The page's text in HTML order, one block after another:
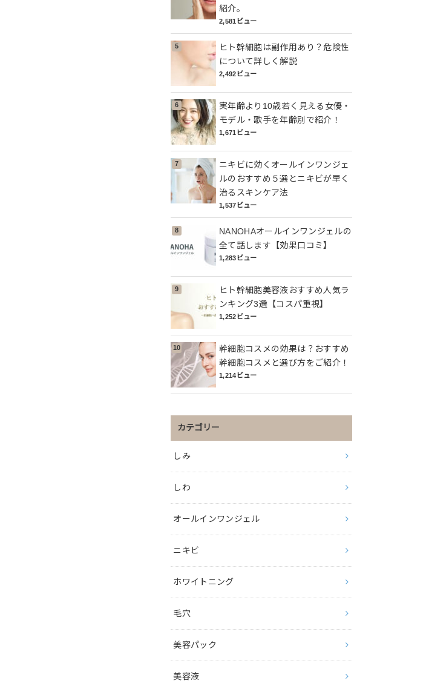
紹介。
2,581ビュー
ヒト幹細胞は副作用あり？危険性
について詳しく解説
2,492ビュー
実年齢より10歳若く見える女優・
モデル・歌手を年齢別で紹介！
1,671ビュー
ニキビに効くオールインワンジェ
ルのおすすめ５選とニキビが早く
治るスキンケア法
1,537ビュー
NANOHAオールインワンジェルの
全て話します【効果口コミ】
1,283ビュー
ヒト幹細胞美容液おすすめ人気ラ
ンキング3選【コスパ重視】
1,252ビュー
幹細胞コスメの効果は？おすすめ
幹細胞コスメと選び方をご紹介！
1,214ビュー
カテゴリー
しみ
しわ
オールインワンジェル
ニキビ
ホワイトニング
毛穴
美容パック
美容液